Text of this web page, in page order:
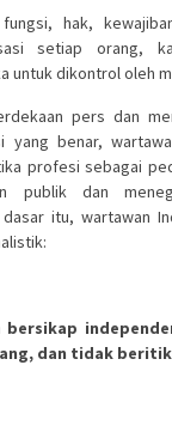
fungsi, hak,
setiap orang,
untuk dikontrol oleh
pers dan
yang benar,
profesi sebagai
publik dan
itu, wartawan
bersikap
dan tidak